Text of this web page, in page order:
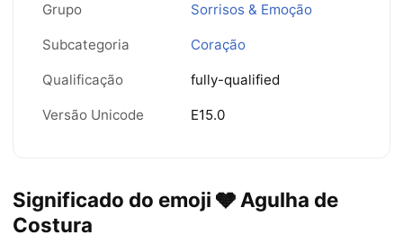
Grupo Sorrisos & Emoção
Subcategoria Coração
Qualificação fully-qualified
Versão Unicode E15.0
Significado do emoji 🩶 Agulha de
Costura